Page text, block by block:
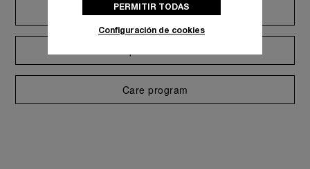
Extend warranty
Care program
PERMITIR TODAS
Configuración de cookies